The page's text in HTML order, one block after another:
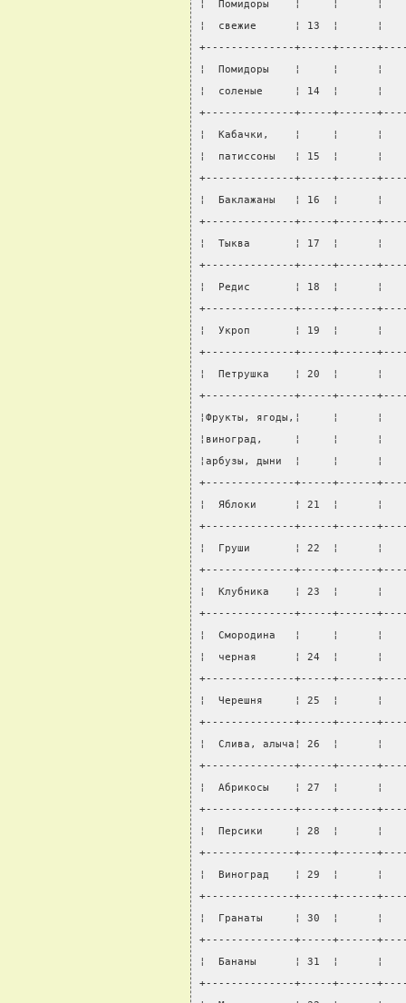
¦  Помидоры    ¦     ¦
¦  свежие      ¦ 13  ¦
+--------------+-----+------
¦  Помидоры    ¦     ¦
¦  соленые     ¦ 14  ¦
+--------------+-----+------
¦  Кабачки,    ¦     ¦
¦  патиссоны   ¦ 15  ¦
+--------------+-----+------
¦  Баклажаны   ¦ 16  ¦
+--------------+-----+------
¦  Тыква       ¦ 17  ¦
+--------------+-----+------
¦  Редис       ¦ 18  ¦
+--------------+-----+------
¦  Укроп       ¦ 19  ¦
+--------------+-----+------
¦  Петрушка    ¦ 20  ¦
+--------------+-----+------
¦Фрукты, ягоды,¦     ¦
¦виноград,     ¦     ¦
¦арбузы, дыни  ¦     ¦
+--------------+-----+------
¦  Яблоки      ¦ 21  ¦
+--------------+-----+------
¦  Груши       ¦ 22  ¦
+--------------+-----+------
¦  Клубника    ¦ 23  ¦
+--------------+-----+------
¦  Смородина   ¦     ¦
¦  черная      ¦ 24  ¦
+--------------+-----+------
¦  Черешня     ¦ 25  ¦
+--------------+-----+------
¦  Слива, алыча¦ 26  ¦
+--------------+-----+------
¦  Абрикосы    ¦ 27  ¦
+--------------+-----+------
¦  Персики     ¦ 28  ¦
+--------------+-----+------
¦  Виноград    ¦ 29  ¦
+--------------+-----+------
¦  Гранаты     ¦ 30  ¦
+--------------+-----+------
¦  Бананы      ¦ 31  ¦
+--------------+-----+------